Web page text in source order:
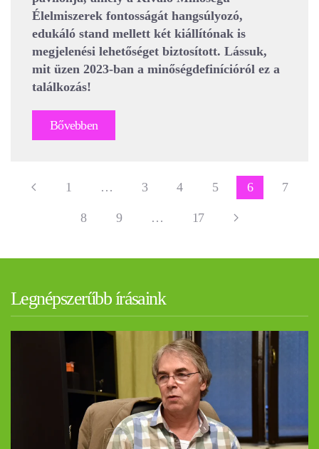
Élelmiszerek fontosságát hangsúlyozó,
edukáló stand mellett két kiállítónak is
megjelenési lehetőséget biztosított. Lássuk,
mit üzen 2023-ban a minőségdefinícióról ez a
találkozás!
Bővebben
1 … 3 4 5 6 7
8 9 … 17
Legnépszerűbb írásaink